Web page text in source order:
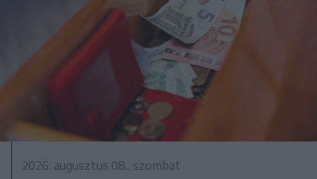
2026. augusztus 08., szombat